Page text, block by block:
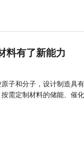
料有了新能力
子和分子，设计制造具
需定制材料的储能、催